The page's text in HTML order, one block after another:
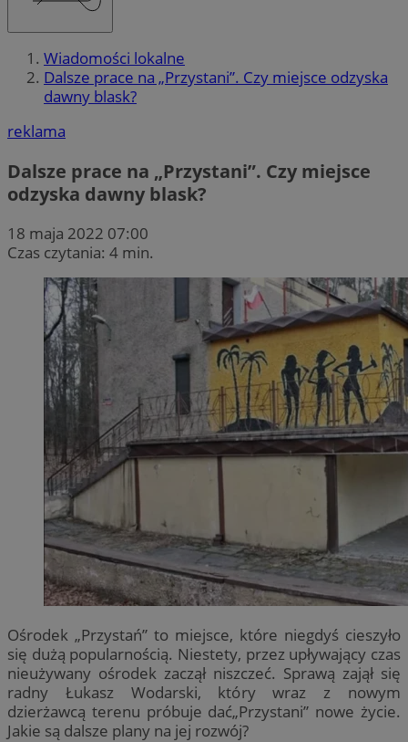
Wiadomości lokalne
Dalsze prace na „Przystani”. Czy miejsce odzyska
dawny blask?
reklama
Dalsze prace na „Przystani”. Czy miejsce
odzyska dawny blask?
18 maja 2022 07:00
Czas czytania: 4 min.
Ośrodek „Przystań” to miejsce, które niegdyś cieszyło
się dużą popularnością. Niestety, przez upływający czas
nieużywany ośrodek zaczął niszczeć. Sprawą zajął się
radny Łukasz Wodarski, który wraz z nowym
dzierżawcą terenu próbuje dać„Przystani” nowe życie.
Jakie są dalsze plany na jej rozwój?